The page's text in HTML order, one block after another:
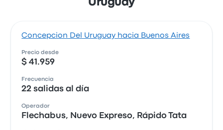
Uruguay
Concepcion Del Uruguay hacia Buenos Aires
Precio desde
$ 41.959
Frecuencia
22 salidas al día
Operador
Flechabus, Nuevo Expreso, Rápido Tata